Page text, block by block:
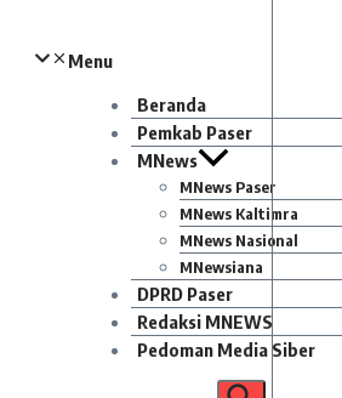
Menu
Beranda
Pemkab Paser
MNews
MNews Paser
MNews Kaltimra
MNews Nasional
MNewsiana
DPRD Paser
Redaksi MNEWS
Pedoman Media Siber